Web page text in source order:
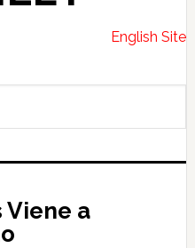
English Site
Viene a